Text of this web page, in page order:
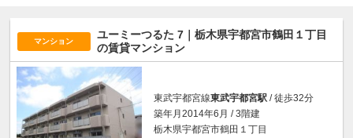
マンション
ユーミーつるた 7｜栃木県宇都宮市鶴田１丁目
の賃貸マンション
東武宇都宮線東武宇都宮駅 / 徒歩32分
築年月2014年6月 / 3階建
栃木県宇都宮市鶴田１丁目